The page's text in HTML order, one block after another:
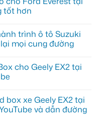
tốt hơn
trình ô tô Suzuki
mọi cung đường
cho Geely EX2 tại
box xe Geely EX2 tại
và dẫn đường